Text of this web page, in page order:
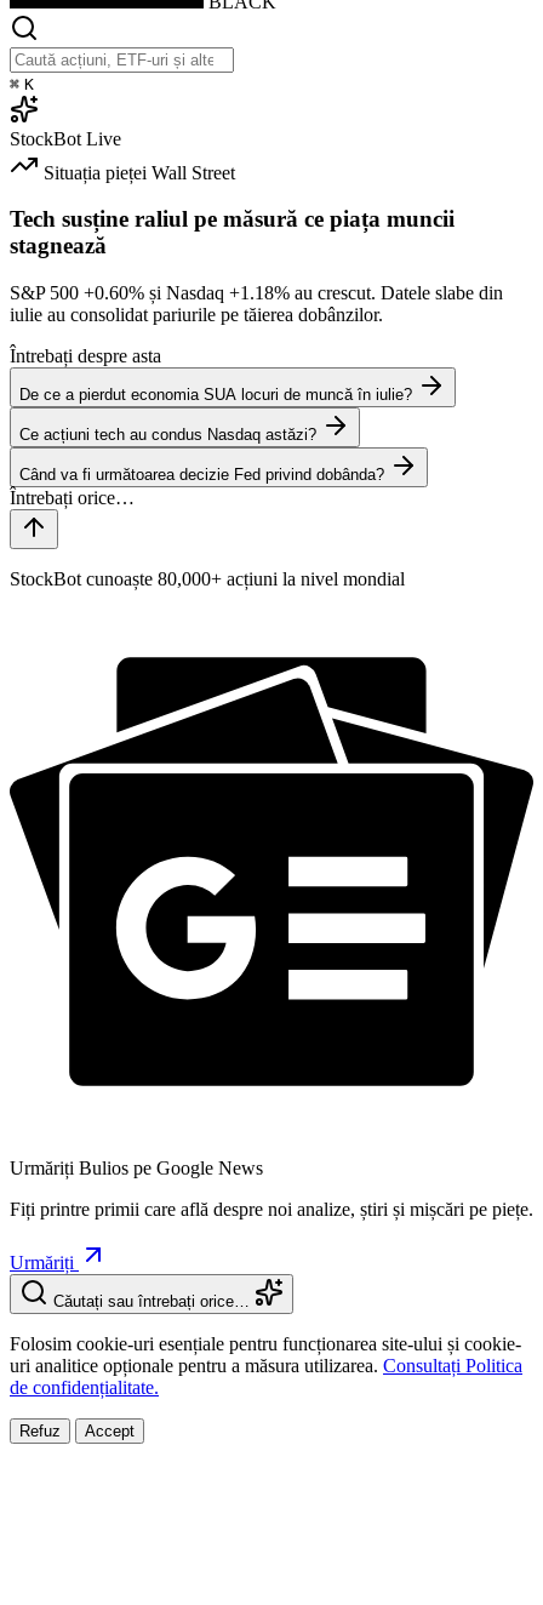
⌘ K
StockBot Live
Situația pieței Wall Street
Tech susține raliul pe măsură ce piața muncii
stagnează
S&P 500 +0.60% și Nasdaq +1.18% au crescut. Datele slabe din
iulie au consolidat pariurile pe tăierea dobânzilor.
Întrebați despre asta
De ce a pierdut economia SUA locuri de muncă în iulie?
Ce acțiuni tech au condus Nasdaq astăzi?
Când va fi următoarea decizie Fed privind dobânda?
StockBot cunoaște 80,000+ acțiuni la nivel mondial
Urmăriți Bulios pe Google News
Fiți printre primii care află despre noi analize, știri și mișcări pe piețe.
Urmăriți
Căutați sau întrebați orice…
Folosim cookie-uri esențiale pentru funcționarea site-ului și cookie-
uri analitice opționale pentru a măsura utilizarea. Consultați Politica
de confidențialitate.
Refuz Accept